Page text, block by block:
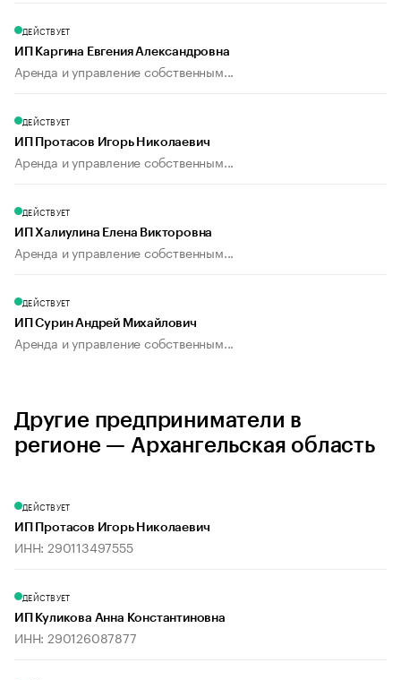
ДЕЙСТВУЕТ
ИП Каргина Евгения Александровна
Аренда и управление собственным...
ДЕЙСТВУЕТ
ИП Протасов Игорь Николаевич
Аренда и управление собственным...
ДЕЙСТВУЕТ
ИП Халиулина Елена Викторовна
Аренда и управление собственным...
ДЕЙСТВУЕТ
ИП Сурин Андрей Михайлович
Аренда и управление собственным...
Другие предприниматели в
регионе — Архангельская область
ДЕЙСТВУЕТ
ИП Протасов Игорь Николаевич
ИНН: 290113497555
ДЕЙСТВУЕТ
ИП Куликова Анна Константиновна
ИНН: 290126087877